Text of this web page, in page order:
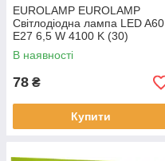
EUROLAMP EUROLAMP
Світлодіодна лампа LED A60
E27 6,5 W 4100 K (30)
В наявності
78 ₴
Купити